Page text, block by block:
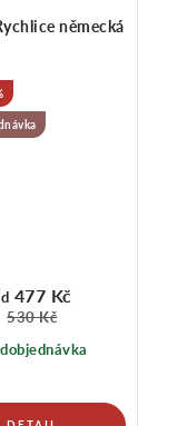
německá
477 Kč
530 Kč